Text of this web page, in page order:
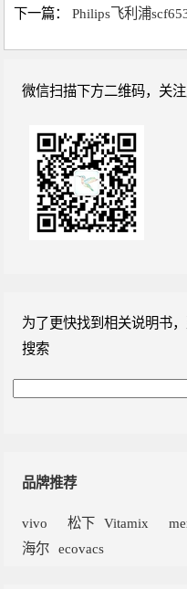
下一篇：Philips飞利浦
微信扫描下方二维码，关注
为了更快找到相关说明书
搜索
品牌推荐
vivo 松下 Vitamix
海尔
ecovacs